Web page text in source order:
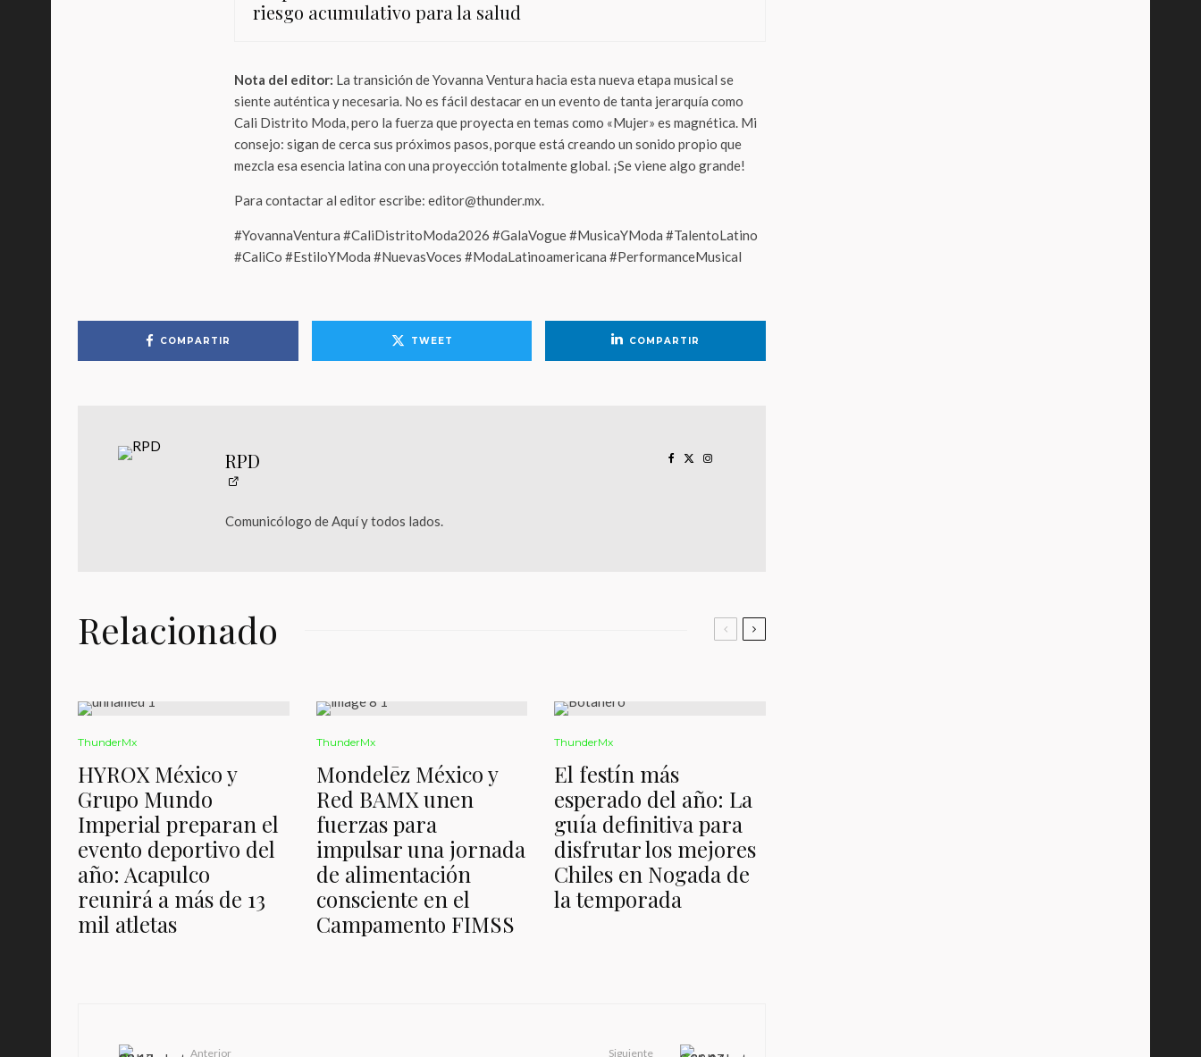
riesgo acumulativo para la salud
Nota del editor: La transición de Yovanna Ventura hacia esta nueva etapa musical se
siente auténtica y necesaria. No es fácil destacar en un evento de tanta jerarquía como
Cali Distrito Moda, pero la fuerza que proyecta en temas como «Mujer» es magnética. Mi
consejo: sigan de cerca sus próximos pasos, porque está creando un sonido propio que
mezcla esa esencia latina con una proyección totalmente global. ¡Se viene algo grande!
Para contactar al editor escribe: editor@thunder.mx.
#YovannaVentura #CaliDistritoModa2026 #GalaVogue #MusicaYModa #TalentoLatino
#CaliCo #EstiloYModa #NuevasVoces #ModaLatinoamericana #PerformanceMusical
COMPARTIR TWEET COMPARTIR
RPD
Comunicólogo de Aquí y todos lados.
Relacionado
ThunderMx
HYROX México y
Grupo Mundo
Imperial preparan el
evento deportivo del
año: Acapulco
reunirá a más de 13
mil atletas
ThunderMx
Mondelēz México y
Red BAMX unen
fuerzas para
impulsar una jornada
de alimentación
consciente en el
Campamento FIMSS
ThunderMx
El festín más
esperado del año: La
guía definitiva para
disfrutar los mejores
Chiles en Nogada de
la temporada
Anterior Siguiente